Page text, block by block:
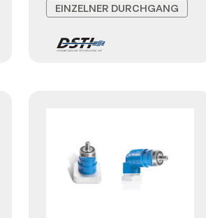
EINZELNER DURCHGANG